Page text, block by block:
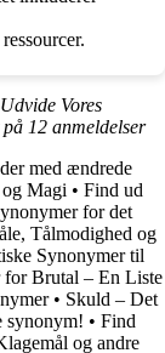
Vores
på 12 anmeldelser
med ændrede
Magi • Find ud
for det
Tålmodighed og
Synonymer til
for Brutal – En Liste
• Skuld – Det
synonym! • Find
og andre